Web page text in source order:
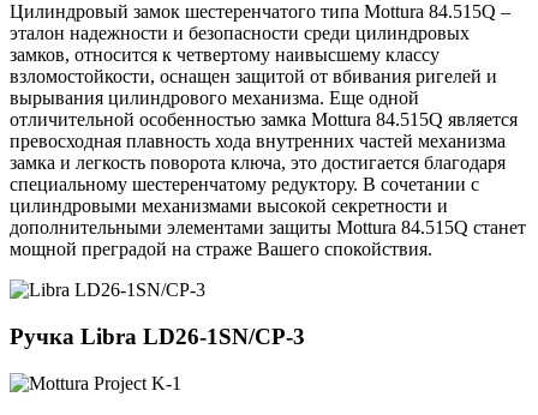
Цилиндровый замок шестеренчатого типа Mottura 84.515Q –
эталон надежности и безопасности среди цилиндровых
замков, относится к четвертому наивысшему классу
взломостойкости, оснащен защитой от вбивания ригелей и
вырывания цилиндрового механизма. Еще одной
отличительной особенностью замка Mottura 84.515Q является
превосходная плавность хода внутренних частей механизма
замка и легкость поворота ключа, это достигается благодаря
специальному шестеренчатому редуктору. В сочетании с
цилиндровыми механизмами высокой секретности и
дополнительными элементами защиты Mottura 84.515Q станет
мощной преградой на страже Вашего спокойствия.
Ручка Libra LD26-1SN/CP-3